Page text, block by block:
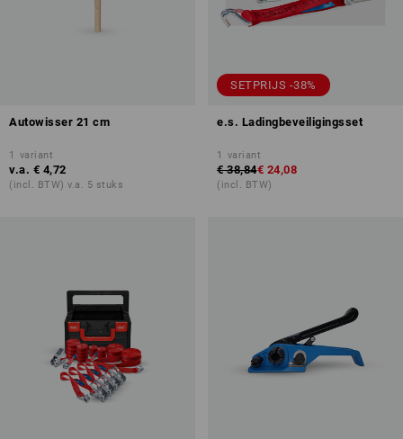
Autowisser 21 cm
1 variant
v.a. € 4,72
(incl. BTW) v.a. 5 stuks
SETPRIJS -38%
e.s. Ladingbeveiligingsset
1 variant
€ 38,84€ 24,08
(incl. BTW)